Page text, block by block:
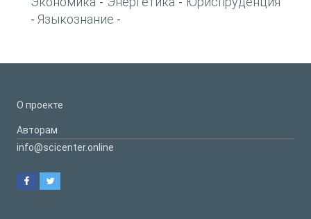
- Языкознание -
О проекте
Авторам
info@scicenter.online